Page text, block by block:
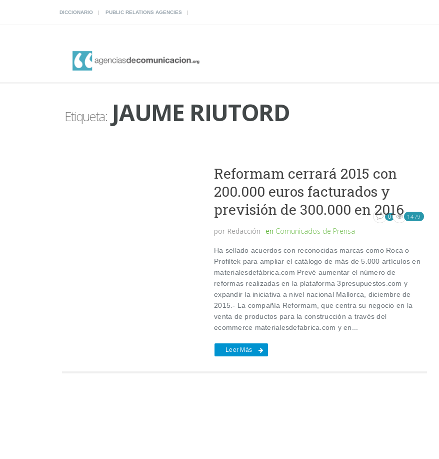
DICCIONARIO PUBLIC RELATIONS AGENCIES
Etiqueta:JAUME RIUTORD
Reformam cerrará 2015 con
200.000 euros facturados y
previsión de 300.000 en 2016
por Redacción en Comunicados de Prensa
0 1479
Ha sellado acuerdos con reconocidas marcas como Roca o
Profiltek para ampliar el catálogo de más de 5.000 artículos en
materialesdefábrica.com Prevé aumentar el número de
reformas realizadas en la plataforma 3presupuestos.com y
expandir la iniciativa a nivel nacional Mallorca, diciembre de
2015.- La compañía Reformam, que centra su negocio en la
venta de productos para la construcción a través del
ecommerce materialesdefabrica.com y en...
Leer Más